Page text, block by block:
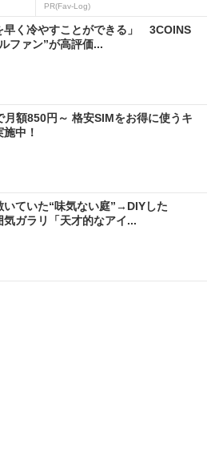
PR(Fav-Log)
早く冷やすことができる」 3COINS
ファン”が高評価...
月額850円～ 格安SIMをお得に使うキ
中！
いていた“味気ない庭”→DIYした
ガラリ「天才的なアイ...